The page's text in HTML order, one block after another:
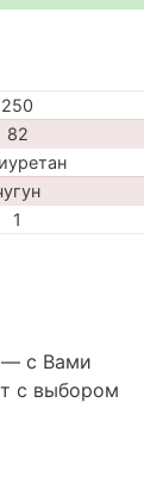
250
82
1
— с Вами
с выбором